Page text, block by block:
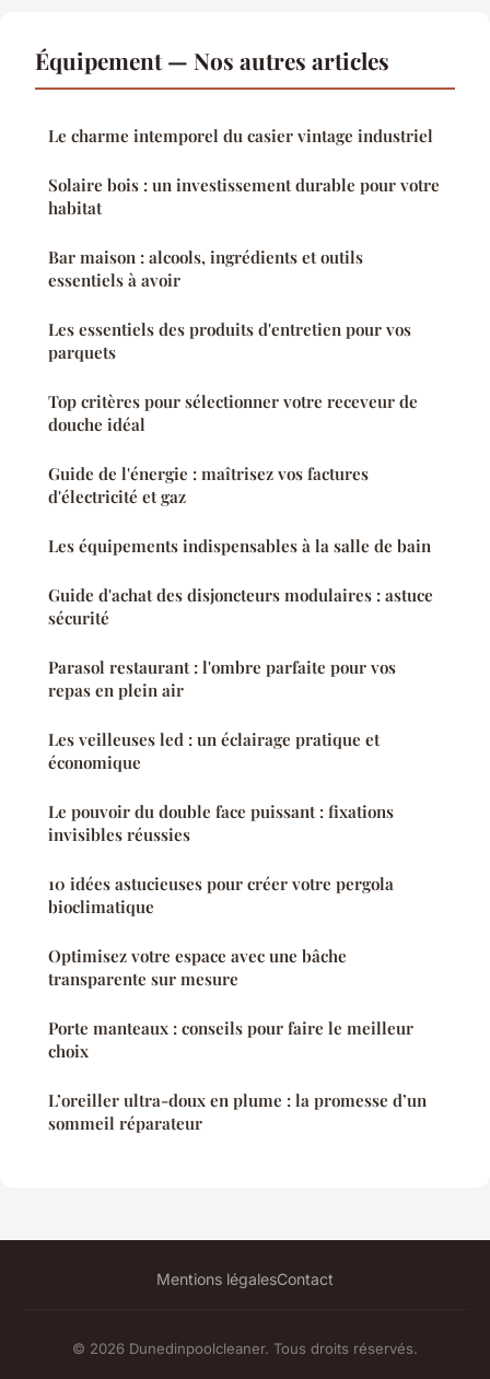
Équipement — Nos autres articles
Le charme intemporel du casier vintage industriel
Solaire bois : un investissement durable pour votre
habitat
Bar maison : alcools, ingrédients et outils
essentiels à avoir
Les essentiels des produits d'entretien pour vos
parquets
Top critères pour sélectionner votre receveur de
douche idéal
Guide de l'énergie : maîtrisez vos factures
d'électricité et gaz
Les équipements indispensables à la salle de bain
Guide d'achat des disjoncteurs modulaires : astuce
sécurité
Parasol restaurant : l'ombre parfaite pour vos
repas en plein air
Les veilleuses led : un éclairage pratique et
économique
Le pouvoir du double face puissant : fixations
invisibles réussies
10 idées astucieuses pour créer votre pergola
bioclimatique
Optimisez votre espace avec une bâche
transparente sur mesure
Porte manteaux : conseils pour faire le meilleur
choix
L’oreiller ultra-doux en plume : la promesse d’un
sommeil réparateur
Mentions légalesContact
© 2026 Dunedinpoolcleaner. Tous droits réservés.